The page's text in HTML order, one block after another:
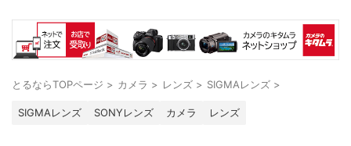
とるならTOPページ > カメラ > レンズ > SIGMAレンズ >
SIGMAレンズ SONYレンズ カメラ レンズ